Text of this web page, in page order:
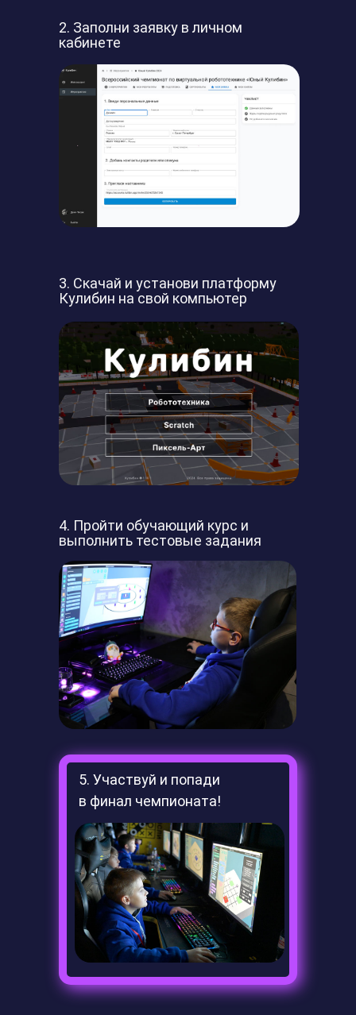
2. Заполни заявку в личном
кабинете
3. Скачай и установи платформу
Кулибин на свой компьютер
4. Пройти обучающий курс и
выполнить тестовые задания
5. Участвуй и попади
в финал чемпионата!